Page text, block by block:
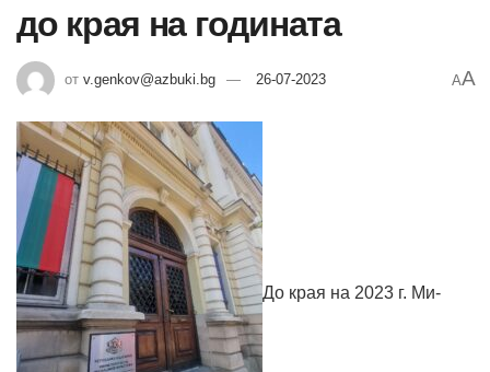
до края на годината
от v.genkov@azbuki.bg 26-07-2023 AA
До края на 2023 г. Ми­